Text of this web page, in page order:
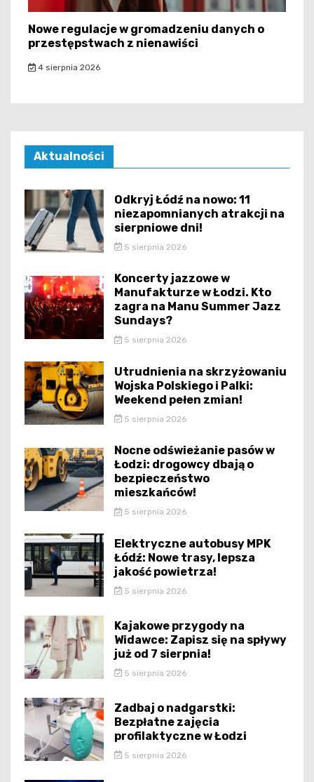
Nowe regulacje w gromadzeniu danych o
przestępstwach z nienawiści
4 sierpnia 2026
Aktualności
Odkryj Łódź na nowo: 11
niezapomnianych atrakcji na
sierpniowe dni!
5 sierpnia 2026
Koncerty jazzowe w
Manufakturze w Łodzi. Kto
zagra na Manu Summer Jazz
Sundays?
5 sierpnia 2026
Utrudnienia na skrzyżowaniu
Wojska Polskiego i Palki:
Weekend pełen zmian!
5 sierpnia 2026
Nocne odświeżanie pasów w
Łodzi: drogowcy dbają o
bezpieczeństwo
mieszkańców!
5 sierpnia 2026
Elektryczne autobusy MPK
Łódź: Nowe trasy, lepsza
jakość powietrza!
5 sierpnia 2026
Kajakowe przygody na
Widawce: Zapisz się na spływy
już od 7 sierpnia!
5 sierpnia 2026
Zadbaj o nadgarstki:
Bezpłatne zajęcia
profilaktyczne w Łodzi
5 sierpnia 2026